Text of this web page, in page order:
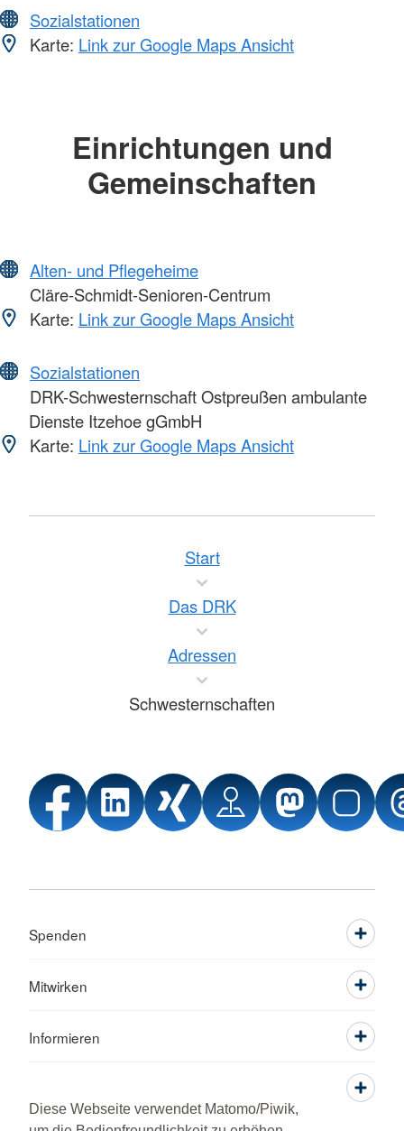
Diese Webseite verwendet Matomo/Piwik,
Sozialstationen
Karte: Link zur Google Maps Ansicht
Einrichtungen und
Gemeinschaften
Alten- und Pflegeheime
Cläre-Schmidt-Senioren-Centrum
Karte: Link zur Google Maps Ansicht
Sozialstationen
DRK-Schwesternschaft Ostpreußen ambulante
Dienste Itzehoe gGmbH
Karte: Link zur Google Maps Ansicht
Start
Das DRK
Adressen
Schwesternschaften
Spenden
Mitwirken
Informieren